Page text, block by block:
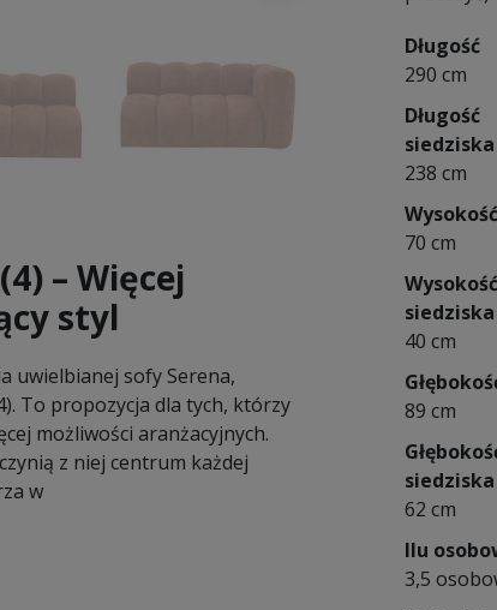
– Więcej
styl
uwielbianej sofy Serena,
To propozycja dla tych, którzy
możliwości aranżacyjnych.
z niej centrum każdej
w
Długość
290 cm
Długość
siedziska
238 cm
Wysokość
70 cm
Wysokość
siedziska
40 cm
89 cm
siedziska
62 cm
Ilu
3,5